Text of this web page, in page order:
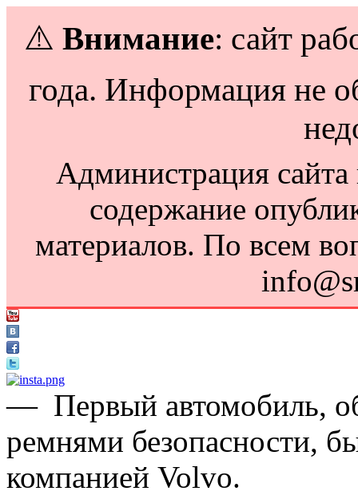
⚠️ Внимание: сайт
года. Информация не
Администрация сайта
содержание
материалов. По всем
— Первый автомобиль,
ремнями безопасности,
компанией Volvo.